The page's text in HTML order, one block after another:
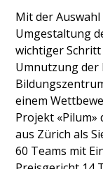
Mit der
Umgestaltung
wichtiger
Umnutzung
einem
Projekt «Pilum»
aus Zürich als
60 Teams mit